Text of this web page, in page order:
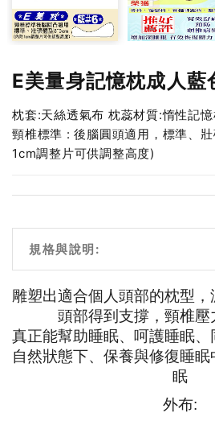
E美量身記憶枕成人藍
枕套:天絲透氣布 枕蕊材質:惰性記
頸椎標準 : 後腦圓頭適用，標準、
1cm調整片可供調整高度)
規格與說明:
雕塑出適合個人頭部的枕型，
頭部得到支撐，頸椎壓
真正能幫助睡眠、呵護睡眠
自然狀態下、保養與修復睡
眠
外布: